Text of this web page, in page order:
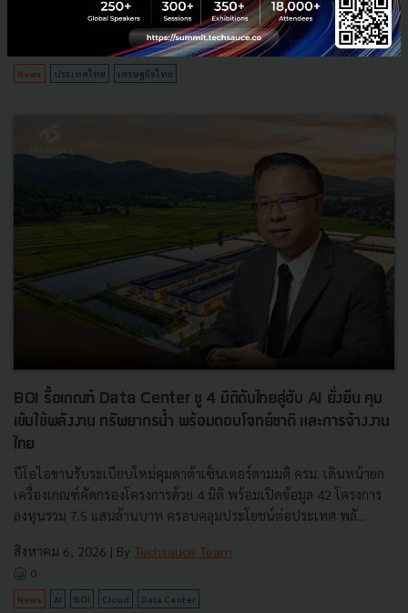
สิงหาคม 6, 2026| ByTechsauce Team
News ประเทศไทย เศรษฐกิจไทย
BOI รื้อเกณฑ์ Data Center ชู 4 มิติดันไทยสู่ฮับ AI ยั่งยืน คุม
เข้มใช้พลังงาน ทรัพยากรน้ำ พร้อมตอบโจทย์ชาติ และการจ้างงาน
ไทย
บีโอไอขานรับระเบียบใหม่คุมดาต้าเซ็นเตอร์ตามมติ ครม. เดินหน้ายก
เครื่องเกณฑ์คัดกรองโครงการด้วย 4 มิติ พร้อมเปิดข้อมูล 42 โครงการ
ลงทุนรวม 7.5 แสนล้านบาท ครอบคลุมประโยชน์ต่อประเทศ พลั...
สิงหาคม 6, 2026 | By Techsauce Team
0
News AI BOI Cloud Data Center